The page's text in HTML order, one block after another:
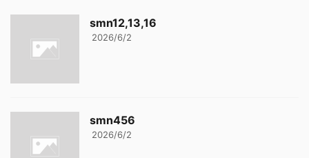
smn12,13,16
2026/6/2
smn456
2026/6/2